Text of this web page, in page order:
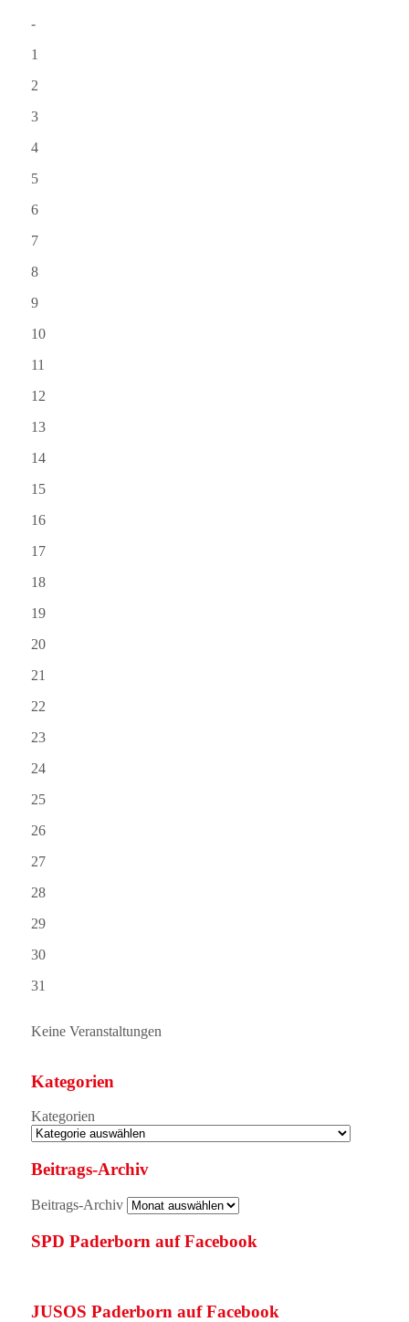
-
1
2
3
4
5
6
7
8
9
10
11
12
13
14
15
16
17
18
19
20
21
22
23
24
25
26
27
28
29
30
31
Keine Veranstaltungen
Kategorien
Kategorien
Beitrags-Archiv
Beitrags-Archiv
SPD Paderborn auf Facebook
JUSOS Paderborn auf Facebook